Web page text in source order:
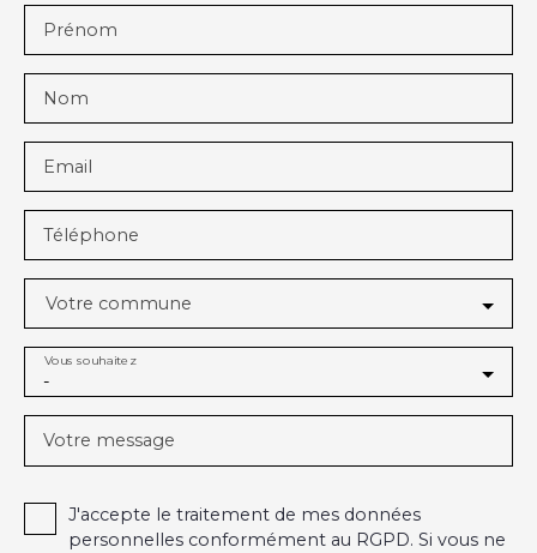
Prénom
Nom
Email
Téléphone
Votre commune
-
Vous souhaitez
Votre message
J'accepte le traitement de mes données
personnelles conformément au RGPD. Si vous ne